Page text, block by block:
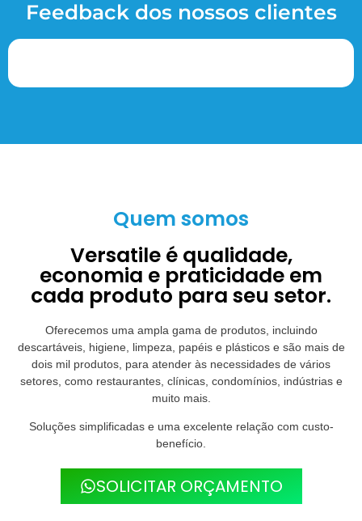
Feedback dos nossos clientes
Quem somos
Versatile é qualidade,
economia e praticidade em
cada produto para seu setor.
Oferecemos uma ampla gama de produtos, incluindo
descartáveis, higiene, limpeza, papéis e plásticos e são mais de
dois mil produtos, para atender às necessidades de vários
setores, como restaurantes, clínicas, condomínios, indústrias e
muito mais.
Soluções simplificadas e uma excelente relação com custo-
benefício.
SOLICITAR ORÇAMENTO